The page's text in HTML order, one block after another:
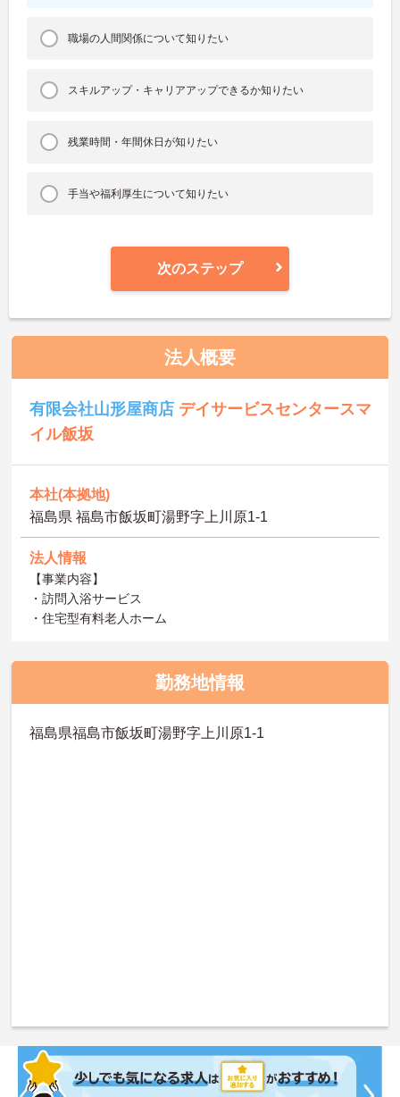
職場の人間関係について知りたい
スキルアップ・キャリアアップできるか知りたい
残業時間・年間休日が知りたい
手当や福利厚生について知りたい
次のステップ
法人概要
有限会社山形屋商店 デイサービスセンタースマ
イル飯坂
本社(本拠地)
福島県 福島市飯坂町湯野字上川原1-1
法人情報
【事業内容】
・訪問入浴サービス
・住宅型有料老人ホーム
勤務地情報
福島県福島市飯坂町湯野字上川原1-1